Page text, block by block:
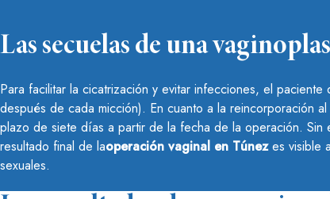
Las secuelas de una
Para facilitar la cicatrización y evitar infecciones, el
después de cada micción). En cuanto a la reincorporación
plazo de siete días a partir de la fecha de la operación. Sin
resultado final de laoperación vaginal en Túnezes visible
sexuales.